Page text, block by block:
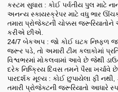
કસ્ટમ સુધારા : કોઈ પર્વતીય પુલ માટે
અનન્ય સ્કાયસ્ક્રેપર માટે વધુ ભાર
તમારા પ્રોજેક્ટની ચોક્કસ
કરીએ છીએ.
24/7 બેકઅપ : જો કોઈ ઘટક નિષ્ફળ
જરૂર પડે, તો અમારી ટીમ કલાકોમાં
વિશ્વભરમાં મોકલવામાં આવે છે જેથી
દરેક નિષ્ક્રિય દિવસ તમને પૈસા ખર્ચાવે છે.
પારદર્શક મૂલ્ય : કોઈ છુપાયેલા ફી
તમારી પ્રોજેક્ટની જરૂરિયાતો